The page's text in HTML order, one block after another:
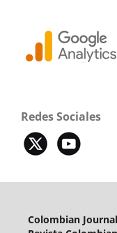
Redes Sociales
Colombian